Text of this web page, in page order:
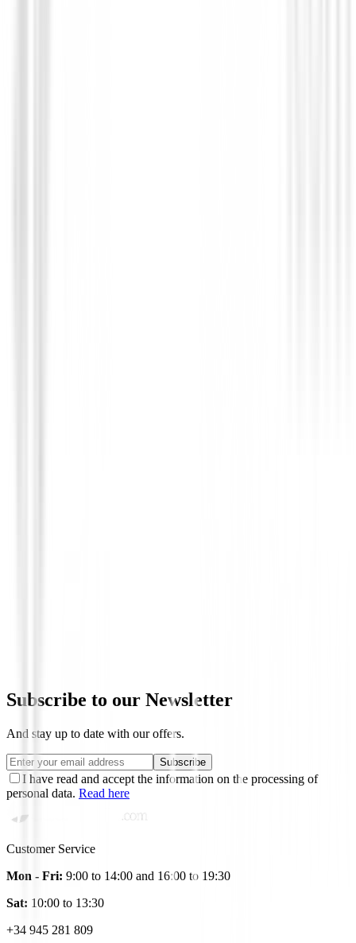
Subscribe to our Newsletter
And stay up to date with our offers.
Subscribe
I have read and accept the information on the processing of
personal data. Read here
Customer Service
Mon - Fri: 9:00 to 14:00 and 16:00 to 19:30
Sat: 10:00 to 13:30
+34 945 281 809